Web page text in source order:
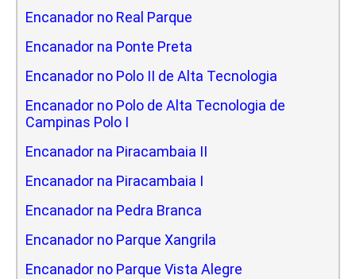
Encanador no Real Parque
Encanador na Ponte Preta
Encanador no Polo II de Alta Tecnologia
Encanador no Polo de Alta Tecnologia de
Campinas Polo I
Encanador na Piracambaia II
Encanador na Piracambaia I
Encanador na Pedra Branca
Encanador no Parque Xangrila
Encanador no Parque Vista Alegre